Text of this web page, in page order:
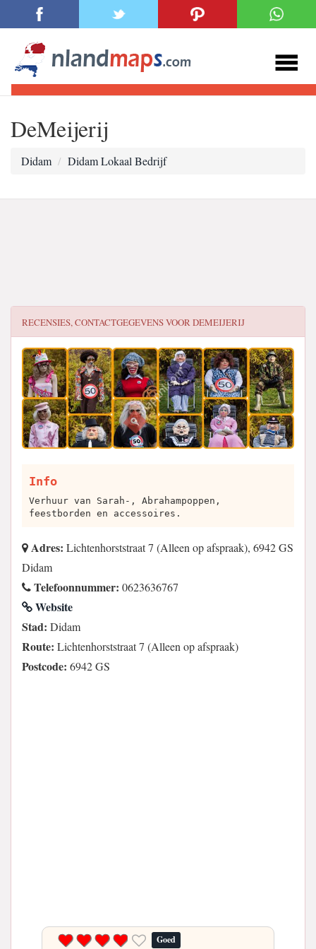
DeMeijerij
Didam Didam Lokaal Bedrijf
RECENSIES, CONTACTGEGEVENS VOORDEMEIJERIJ
Info
Verhuur van Sarah-, Abrahampoppen,
feestborden en accessoires.
Adres: Lichtenhorststraat 7 (Alleen op afspraak), 6942 GS
Didam
Telefoonnummer: 0623636767
Website
Stad: Didam
Route: Lichtenhorststraat 7 (Alleen op afspraak)
Postcode: 6942 GS
Goed